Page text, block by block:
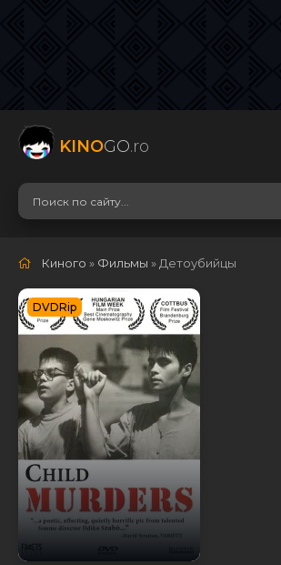
KINOGO.ro
Киного » Фильмы » Детоубийцы
DVDRip